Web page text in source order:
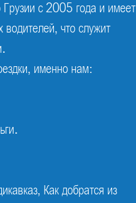
Грузии с 2005 года и имеет
что служит
именно нам:
Как добратся из